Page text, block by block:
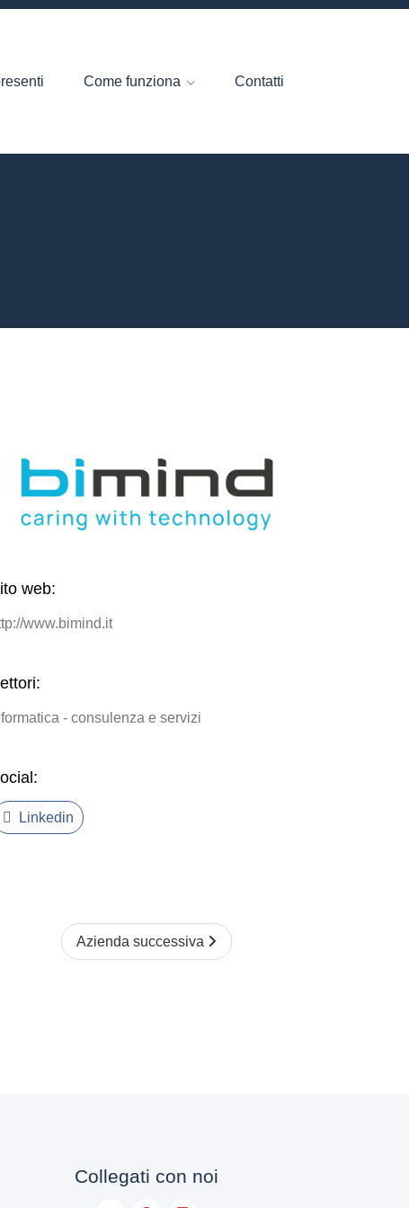
Come funziona Contatti
web:
www.bimind.it
- consulenza e servizi
Linkedin
Azienda successiva
Collegati con noi